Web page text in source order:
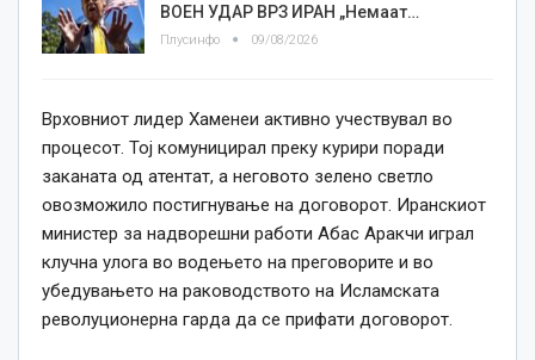
ВОЕН УДАР ВРЗ ИРАН „Немаат…
Плусинфо 09/08/2026
Врховниот лидер Хаменеи активно учествувал во
процесот. Тој комуницирал преку курири поради
заканата од атентат, а неговото зелено светло
овозможило постигнување на договорот. Иранскиот
министер за надворешни работи Абас Аракчи играл
клучна улога во водењето на преговорите и во
убедувањето на раководството на Исламската
револуционерна гарда да се прифати договорот.